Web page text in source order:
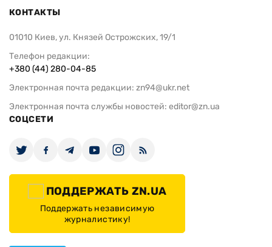
КОНТАКТЫ
01010 Киев, ул. Князей Острожских, 19/1
Телефон редакции:
+380 (44) 280-04-85
Электронная почта редакции: zn94@ukr.net
Электронная почта службы новостей: editor@zn.ua
СОЦСЕТИ
ПОДДЕРЖАТЬ ZN.UA
Поддержать независимую
журналистику!